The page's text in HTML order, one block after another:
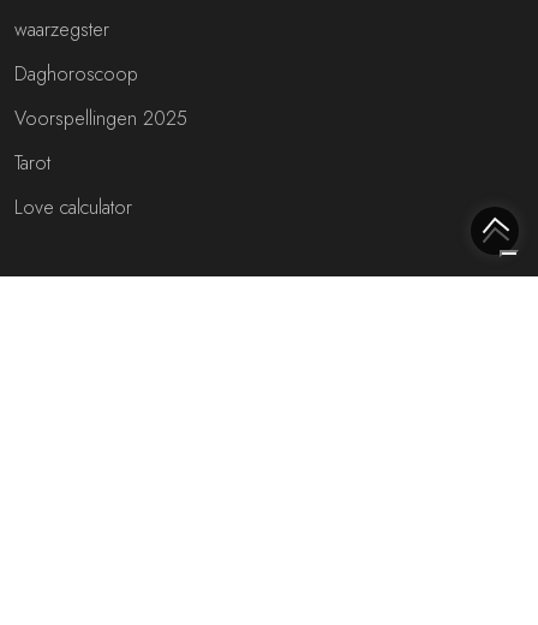
waarzegster
Daghoroscoop
Voorspellingen 2025
Tarot
Love calculator